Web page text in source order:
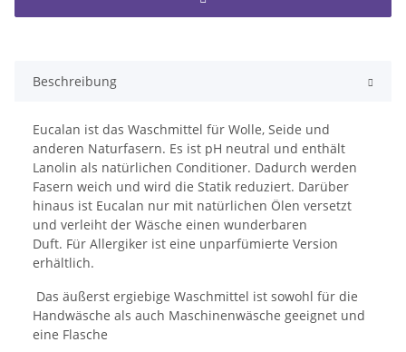
Beschreibung
Eucalan ist das Waschmittel für Wolle, Seide und
anderen Naturfasern. Es ist pH neutral und enthält
Lanolin als natürlichen Conditioner. Dadurch werden
Fasern weich und wird die Statik reduziert. Darüber
hinaus ist Eucalan nur mit natürlichen Ölen versetzt
und verleiht der Wäsche einen wunderbaren
Duft. Für Allergiker ist eine unparfümierte Version
erhältlich.
Das äußerst ergiebige Waschmittel ist sowohl für die
Handwäsche als auch Maschinenwäsche geeignet und
eine Flasche